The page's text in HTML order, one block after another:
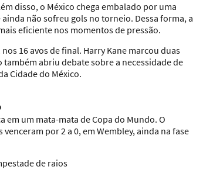
disso, o México chega embalado por uma
não sofreu gols no torneio. Dessa forma, a
eficiente nos momentos de pressão.
16 avos de final. Harry Kane marcou duas
abriu debate sobre a necessidade de
Cidade do México.
um mata-mata de Copa do Mundo. O
por 2 a 0, em Wembley, ainda na fase
de raios